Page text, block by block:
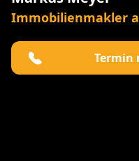
Immobilienmakler
Termin